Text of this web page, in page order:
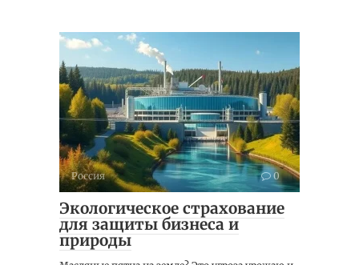
Россия 0
Экологическое страхование
для защиты бизнеса и
природы